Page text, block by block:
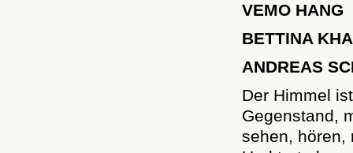
VEMO HANG
BETTINA
ANDREAS
Der Himmel
Gegenstand,
sehen, hören,